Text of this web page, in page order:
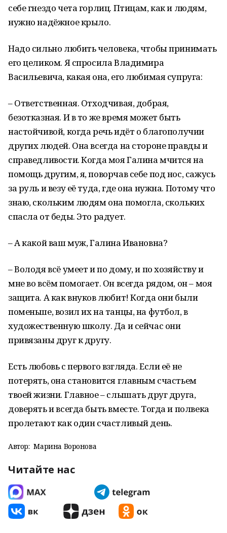
себе гнездо чета горлиц. Птицам, как и людям,
нужно надёжное крыло.
Надо сильно любить человека, чтобы принимать
его целиком. Я спросила Владимира
Васильевича, какая она, его любимая супруга:
– Ответственная. Отходчивая, добрая,
безотказная. И в то же время может быть
настойчивой, когда речь идёт о благополучии
других людей. Она всегда на стороне правды и
справедливости. Когда моя Галина мчится на
помощь другим, я, поворчав себе под нос, сажусь
за руль и везу её туда, где она нужна. Потому что
знаю, скольким людям она помогла, скольких
спасла от беды. Это радует.
– А какой ваш муж, Галина Ивановна?
– Володя всё умеет и по дому, и по хозяйству и
мне во всём помогает. Он всегда рядом, он – моя
защита. А как внуков любит! Когда они были
поменьше, возил их на танцы, на футбол, в
художественную школу. Да и сейчас они
привязаны друг к другу.
Есть любовь с первого взгляда. Если её не
потерять, она становится главным счастьем
твоей жизни. Главное – слышать друг друга,
доверять и всегда быть вместе. Тогда и полвека
пролетают как один счастливый день.
Автор: Марина Воронова
Читайте нас